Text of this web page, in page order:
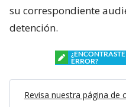
su correspondiente
detención.
ERROR?
Revisa nuestra página de